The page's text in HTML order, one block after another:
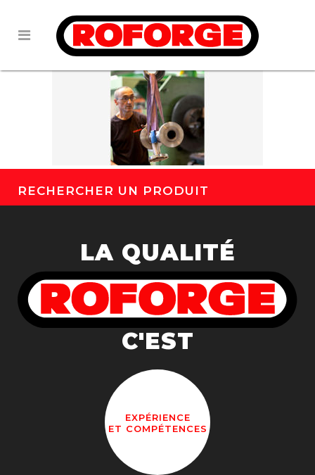
RECHERCHER UN PRODUIT
LA QUALITÉ
C'EST
EXPÉRIENCE
ET COMPÉTENCES